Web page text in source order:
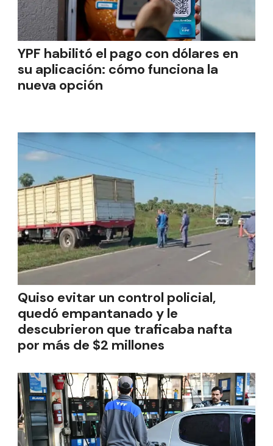
YPF habilitó el pago con dólares en
su aplicación: cómo funciona la
nueva opción
Quiso evitar un control policial,
quedó empantanado y le
descubrieron que traficaba nafta
por más de $2 millones